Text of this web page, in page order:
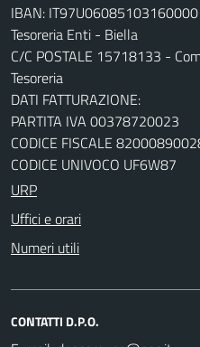
IBAN:
Tesoreria Enti - Biella
C/C POSTALE 15718133 -
Tesoreria
DATI FATTURAZIONE:
PARTITA IVA 00378720023
CODICE FISCALE
CODICE UNIVOCO UF6W87
URP
Uffici e orari
Numeri utili
CONTATTI D.P.O.